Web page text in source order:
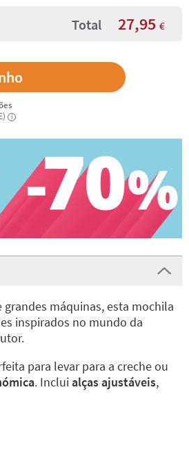
Total 27,95 €
i
grandes máquinas, esta mochila
inspirados no mundo da
para levar para a creche ou
. Incluialças ajustáveis,